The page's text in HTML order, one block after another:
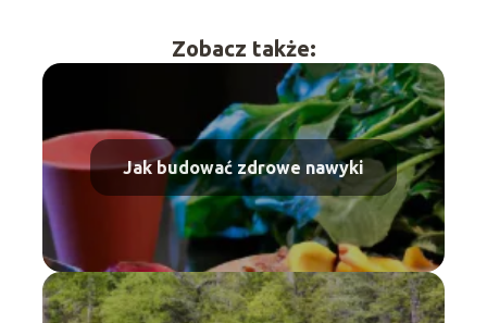
Zobacz także:
Jak budować zdrowe nawyki